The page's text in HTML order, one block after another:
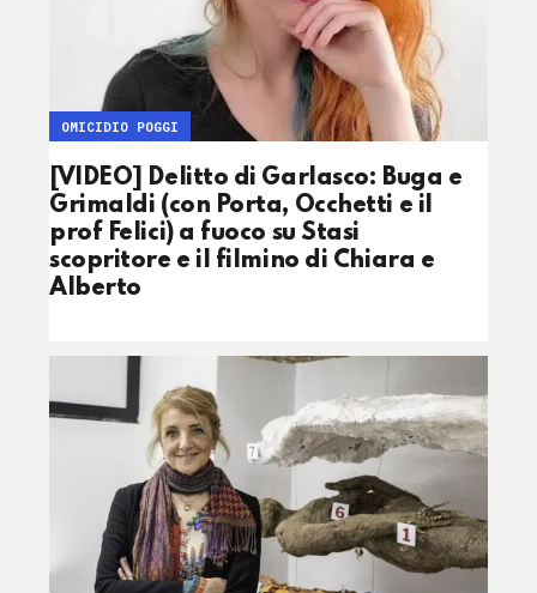
[VIDEO] Delitto di Garlasco: Buga e
Grimaldi (con Porta, Occhetti e il
prof Felici) a fuoco su Stasi
scopritore e il filmino di Chiara e
Alberto
OMICIDIO POGGI